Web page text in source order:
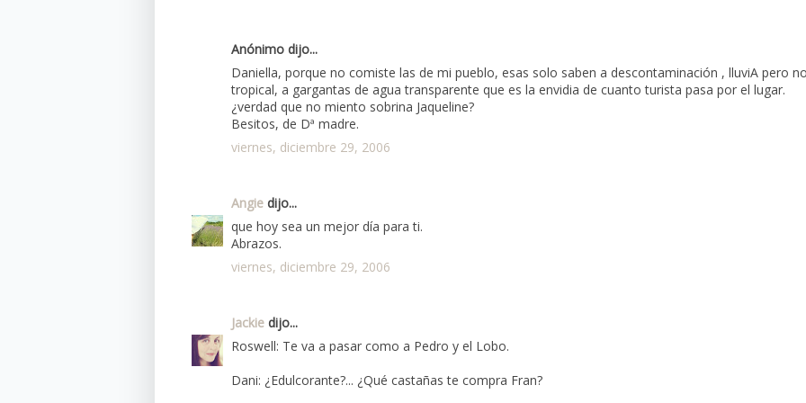
Anónimo dijo...
Daniella, porque no comiste las de mi pueblo, esas solo saben a descontaminación , lluviA pero
tropical, a gargantas de agua transparente que es la envidia de cuanto turista pasa por el lugar.
¿verdad que no miento sobrina Jaqueline?
Besitos, de Dª madre.
viernes, diciembre 29, 2006
Angie dijo...
que hoy sea un mejor día para ti.
Abrazos.
viernes, diciembre 29, 2006
Jackie dijo...
Roswell: Te va a pasar como a Pedro y el Lobo.
Dani: ¿Edulcorante?... ¿Qué castañas te compra Fran?